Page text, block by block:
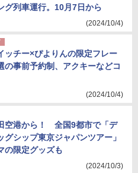
グ列車運行。10月7日から
(2024/10/4)
ッチー×ぴよりんの限定フレー
の事前予約制、アクキーなどコ
(2024/10/4)
空港から！ 全国9都市で「デ
グシップ東京ジャパンツアー」
の限定グッズも
(2024/10/3)